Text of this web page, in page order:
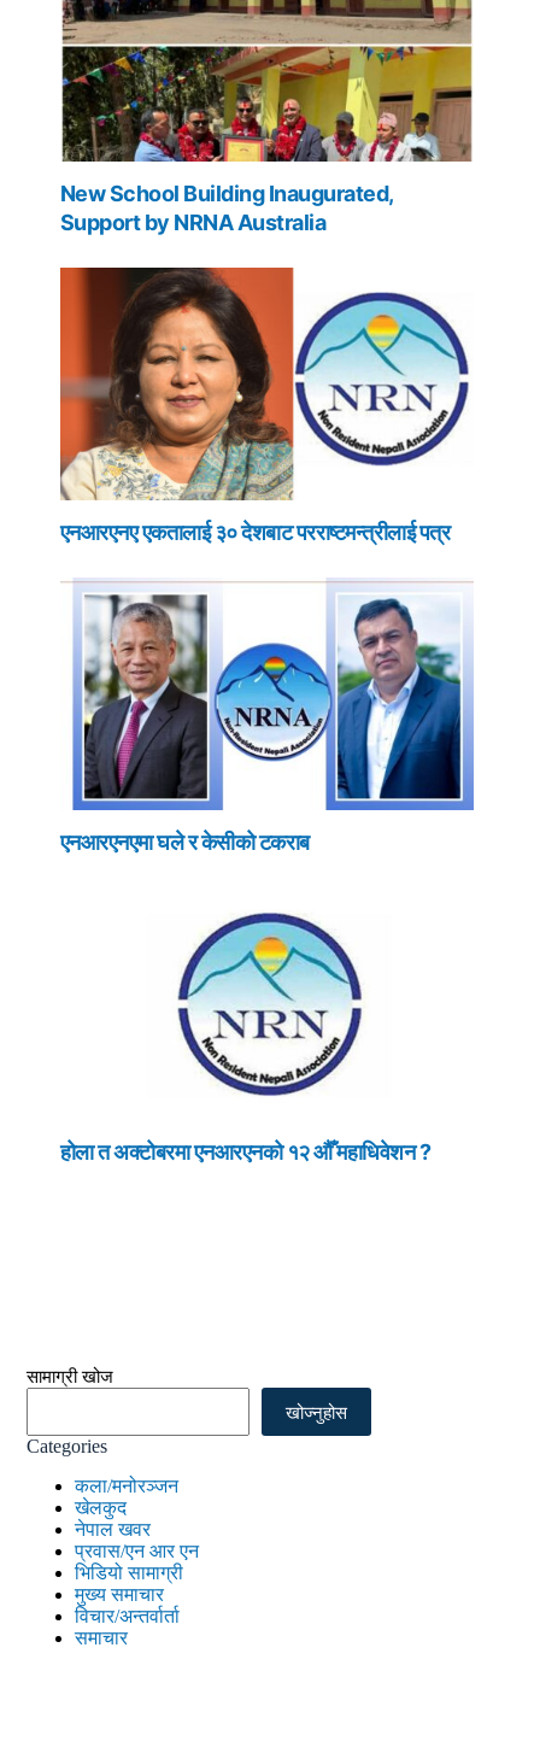
New School Building Inaugurated,
Support by NRNA Australia
एनआरएनए एकतालाई ३० देशबाट परराष्टमन्त्रीलाई पत्र
एनआरएनएमा घले र केसीको टकराब
होला त अक्टोबरमा एनआरएनको १२ औँ महाधिवेशन ?
सामाग्री खोज
खोज्नुहोस
Categories
कला/मनोरञ्जन
खेलकुद
नेपाल खवर
प्रवास/एन आर एन
भिडियो सामाग्री
मुख्य समाचार
विचार/अन्तर्वार्ता
समाचार